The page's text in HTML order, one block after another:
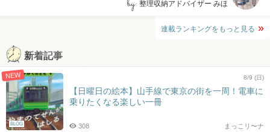
by: 整理収納アドバイザー みほ
連載ランキングをもっと見る
新着記事
NEW
BLOG
8/9 (日)
【日曜日の絵本】山手線で東京の街を一周！電車に
乗りたくなる楽しい一冊
まっこリ〜ナ
308